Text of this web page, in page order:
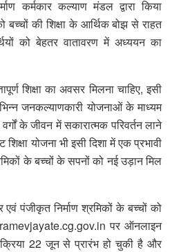
कर्मकार कल्याण मंडल द्वारा किया
बच्चों की शिक्षा के आर्थिक बोझ से राहत
को बेहतर वातावरण में अध्ययन का
शिक्षा का अवसर मिलना चाहिए, इसी
जनकल्याणकारी योजनाओं के माध्यम
के जीवन में सकारात्मक परिवर्तन लाने
योजना भी इसी दिशा में एक प्रभावी
के बच्चों के सपनों को नई उड़ान मिल
पंजीकृत निर्माण श्रमिकों के बच्चों को
पर ऑनलाइन
22 जून से प्रारंभ हो चुकी है और